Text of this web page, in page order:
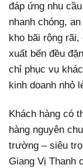
đáp ứng nhu
nhanh chóng,
kho bãi rộng
xuất bến đều
chỉ phục vụ
kinh doanh nhỏ
Khách hàng có
hàng nguyên
trường – siêu
Giang Vị Thanh